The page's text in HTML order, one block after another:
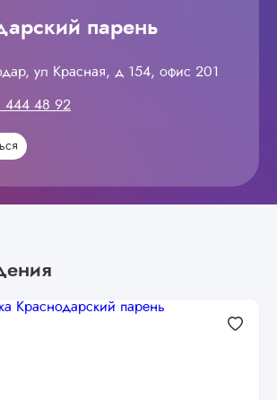
парень
ул Красная, д 154, офис 201
444 48 92